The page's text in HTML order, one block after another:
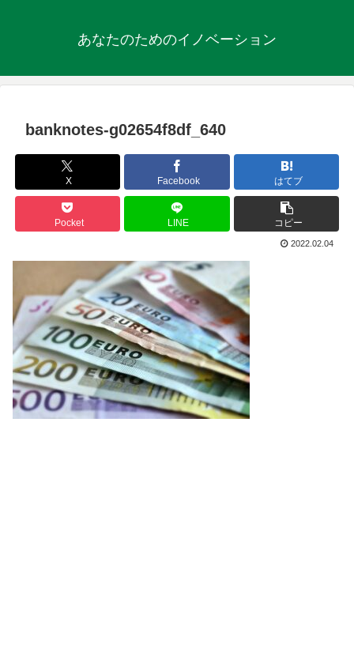
あなたのためのイノベーション
banknotes-g02654f8df_640
X Facebook はてブ
Pocket LINE コピー
2022.02.04